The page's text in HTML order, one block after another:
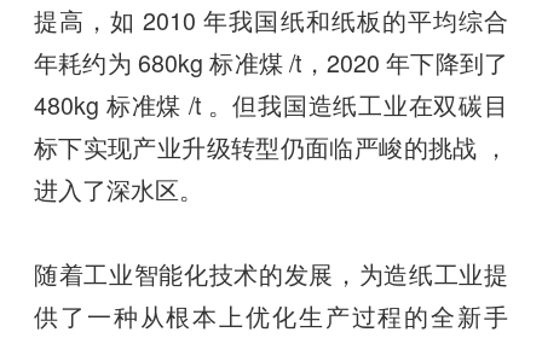
提高，如 2010 年我国纸和纸板的平均综合
年耗约为 680kg 标准煤 /t，2020 年下降到了
480kg 标准煤 /t 。但我国造纸工业在双碳目
标下实现产业升级转型仍面临严峻的挑战 ，
进入了深水区。
随着工业智能化技术的发展，为造纸工业提
供了一种从根本上优化生产过程的全新手